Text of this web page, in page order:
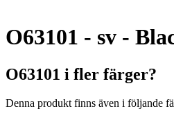
O63101 - sv -
O63101 i fler färger?
Denna produkt finns även i följande